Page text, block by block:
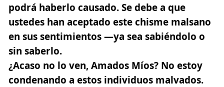
podrá haberlo causado. Se debe a que
ustedes han aceptado este chisme malsano
en sus sentimientos —ya sea sabiéndolo o
sin saberlo.
¿Acaso no lo ven, Amados Míos? No estoy
condenando a estos individuos malvados.